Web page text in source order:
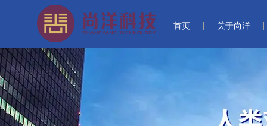
首页 关于尚洋